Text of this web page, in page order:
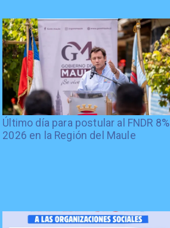
Último día para postular al FNDR 8%
2026 en la Región del Maule